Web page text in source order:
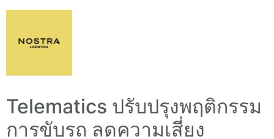
Telematics ปรับปรุงพฤติกรรม
การขับรถ ลดความเสี่ยง